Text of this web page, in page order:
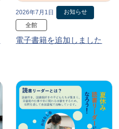
2026年7月1日
お知らせ
全館
電子書籍を追加しました